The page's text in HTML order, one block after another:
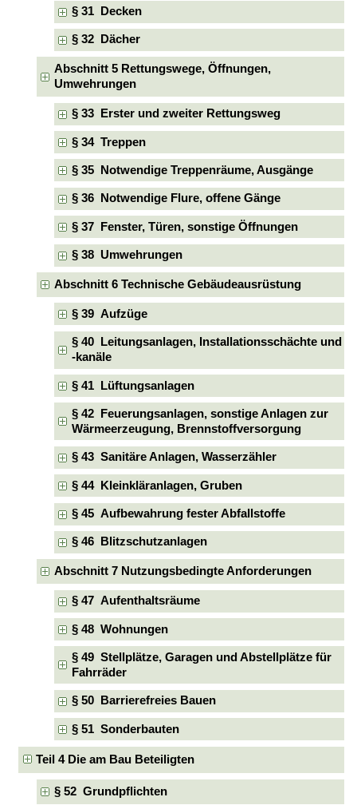
§ 31 Decken
§ 32 Dächer
Abschnitt 5 Rettungswege, Öffnungen,
Umwehrungen
§ 33 Erster und zweiter Rettungsweg
§ 34 Treppen
§ 35 Notwendige Treppenräume, Ausgänge
§ 36 Notwendige Flure, offene Gänge
§ 37 Fenster, Türen, sonstige Öffnungen
§ 38 Umwehrungen
Abschnitt 6 Technische Gebäudeausrüstung
§ 39 Aufzüge
§ 40 Leitungsanlagen, Installationsschächte und
-kanäle
§ 41 Lüftungsanlagen
§ 42 Feuerungsanlagen, sonstige Anlagen zur
Wärmeerzeugung, Brennstoffversorgung
§ 43 Sanitäre Anlagen, Wasserzähler
§ 44 Kleinkläranlagen, Gruben
§ 45 Aufbewahrung fester Abfallstoffe
§ 46 Blitzschutzanlagen
Abschnitt 7 Nutzungsbedingte Anforderungen
§ 47 Aufenthaltsräume
§ 48 Wohnungen
§ 49 Stellplätze, Garagen und Abstellplätze für
Fahrräder
§ 50 Barrierefreies Bauen
§ 51 Sonderbauten
Teil 4 Die am Bau Beteiligten
§ 52 Grundpflichten